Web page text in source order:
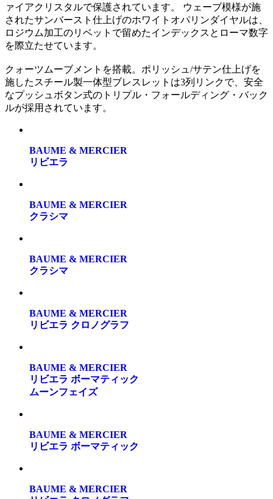
ァイアクリスタルで保護されています。 ウェーブ模様が施
されたサンバースト仕上げのホワイトオパリンダイヤルは、
ロジウム加工のリベットで留めたインデックスとローマ数字
を際立たせています。
クォーツムーブメントを搭載。ポリッシュ/サテン仕上げを
施したスチール製一体型ブレスレットは3列リンクで、安全
なプッシュボタン式のトリプル・フォールディング・バック
ルが採用されています。
BAUME & MERCIER
リビエラ
BAUME & MERCIER
クラシマ
BAUME & MERCIER
クラシマ
BAUME & MERCIER
リビエラ クロノグラフ
BAUME & MERCIER
リビエラ ボーマティック
ムーンフェイズ
BAUME & MERCIER
リビエラ ボーマティック
BAUME & MERCIER